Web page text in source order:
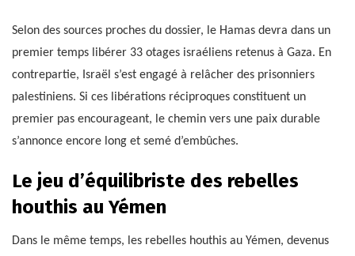
Selon des sources proches du dossier, le Hamas devra dans un
premier temps libérer 33 otages israéliens retenus à Gaza. En
contrepartie, Israël s’est engagé à relâcher des prisonniers
palestiniens. Si ces libérations réciproques constituent un
premier pas encourageant, le chemin vers une paix durable
s’annonce encore long et semé d’embûches.
Le jeu d’équilibriste des rebelles
houthis au Yémen
Dans le même temps, les rebelles houthis au Yémen, devenus